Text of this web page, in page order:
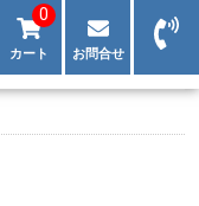
カート
0
お問合せ